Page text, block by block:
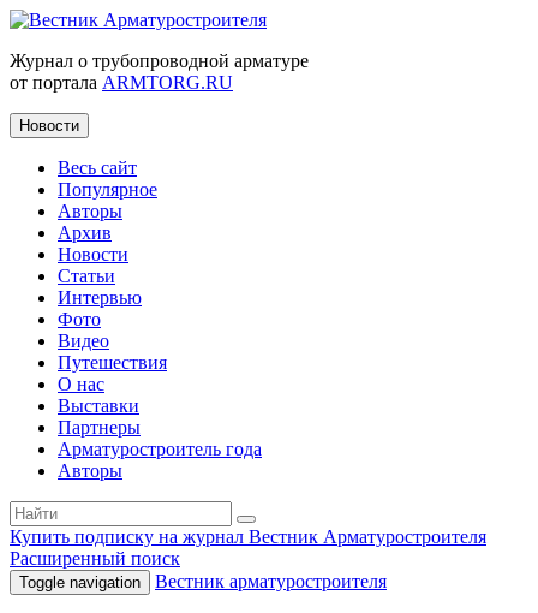
Журнал о трубопроводной арматуре
от портала ARMTORG.RU
Новости
Весь сайт
Популярное
Авторы
Архив
Новости
Статьи
Интервью
Фото
Видео
Путешествия
О нас
Выставки
Партнеры
Арматуростроитель года
Авторы
Купить подписку на журнал Вестник Арматуростроителя
Расширенный поиск
Toggle navigation Вестник арматуростроителя